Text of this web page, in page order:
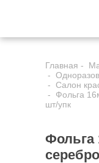
Главная
Салон
Фольга
шт/упк
Фольга